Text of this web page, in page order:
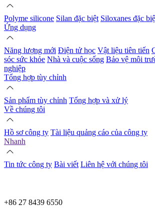
Polyme silicone Silan đặc biệt Siloxanes đặc
Ứng dụng
Năng lượng mới Điện tử học Vật liệu tiên tiến
sóc sức khỏe Nhà và cuộc sống Bảo vệ môi
nghiệp
Tổng hợp tùy chỉnh
Sản phẩm tùy chỉnh Tổng hợp và xử lý
Về chúng tôi
Hồ sơ công ty Tài liệu quảng cáo của công ty
Nhanh
Tin tức công ty Bài viết Liên hệ với chúng tôi
+86 27 8439 6550